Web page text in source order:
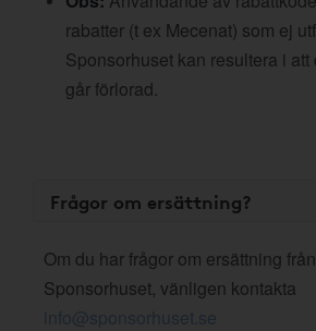
rabatter (t ex Mecenat) som ej
Sponsorhuset kan resultera i
går förlorad.
Frågor om ersättning?
Om du har frågor om ersättning
Sponsorhuset, vänligen kontakta
info@sponsorhuset.se